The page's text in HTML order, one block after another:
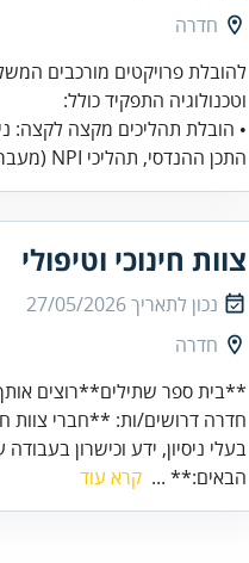
חדרה
להובלת פרויקטים מורכבים
וטכנולוגיה התפקיד כולל:
• הובלת תהליכים מקצה לקצה:
התכן ההנדסי, תהליכי NPI (מעבר מפיתו...
צוות חינוכי וטיפולי
נכון לתאריך27/05/2026
חדרה
**בית ספר שתילים**רוצים
חדרה דרושים/ות: **חברי צוות
בעלי ניסיון, ידע וכישרון
הבאים:** ... קרא עוד